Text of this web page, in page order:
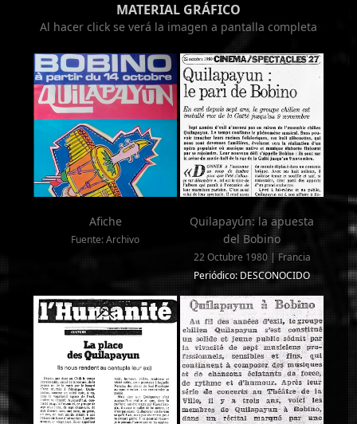
MATERIAL GRÁFICO
Al hacer click se verá la imagen a pantalla completa
Afiche
Fuente: Archivo
Quilapayún: la apuesta
del Bobino
22 Octubre 1980 | Francia
Periódico: DESCONOCIDO